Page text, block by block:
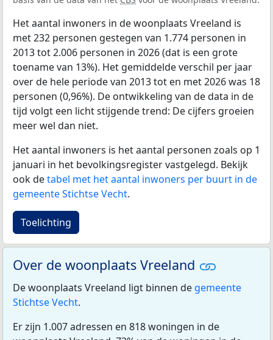
Het aantal inwoners in de woonplaats Vreeland is
met 232 personen gestegen van 1.774 personen in
2013 tot 2.006 personen in 2026 (dat is een grote
toename van 13%). Het gemiddelde verschil per jaar
over de hele periode van 2013 tot en met 2026 was 18
personen (0,96%). De ontwikkeling van de data in de
tijd volgt een licht stijgende trend: De cijfers groeien
meer wel dan niet.
Het aantal inwoners is het aantal personen zoals op 1
januari in het bevolkingsregister vastgelegd. Bekijk
ook detabel met het aantal inwoners per buurt in de
gemeente Stichtse Vecht.
Toelichting
Over de woonplaats Vreeland
De woonplaats Vreeland ligt binnen de gemeente
Stichtse Vecht.
Er zijn 1.007 adressen en 818 woningen in de